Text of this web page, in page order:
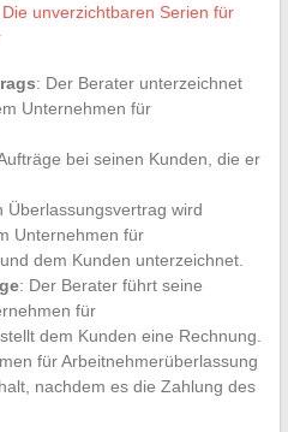
Die unverzichtbaren Serien für
: Der Berater unterzeichnet
Unternehmen für
bei seinen Kunden, die er
Überlassungsvertrag wird
Unternehmen für
dem Kunden unterzeichnet.
: Der Berater führt seine
für
dem Kunden eine Rechnung.
für Arbeitnehmerüberlassung
nachdem es die Zahlung des